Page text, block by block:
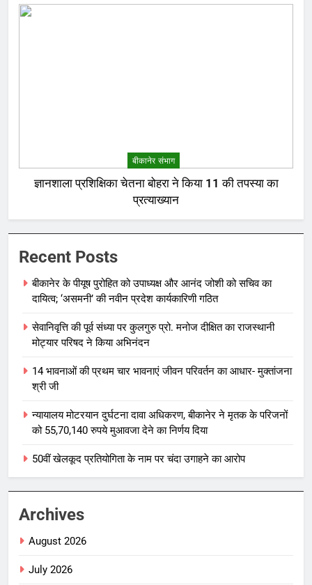
बीकानेर संभाग
ज्ञानशाला प्रशिक्षिका चेतना बोहरा ने किया 11 की तपस्या का
प्रत्याख्यान
Recent Posts
बीकानेर के पीयूष पुरोहित को उपाध्यक्ष और आनंद जोशी को सचिव का
दायित्व; ‘असमनी’ की नवीन प्रदेश कार्यकारिणी गठित
सेवानिवृत्ति की पूर्व संध्या पर कुलगुरु प्रो. मनोज दीक्षित का राजस्थानी
मोट्यार परिषद ने किया अभिनंदन
14 भावनाओं की प्रथम चार भावनाएं जीवन परिवर्तन का आधार- मुक्तांजना
श्री जी
न्यायालय मोटरयान दुर्घटना दावा अधिकरण, बीकानेर ने मृतक के परिजनों
को 55,70,140 रुपये मुआवजा देने का निर्णय दिया
50वीं खेलकूद प्रतियोगिता के नाम पर चंदा उगाहने का आरोप
Archives
August 2026
July 2026